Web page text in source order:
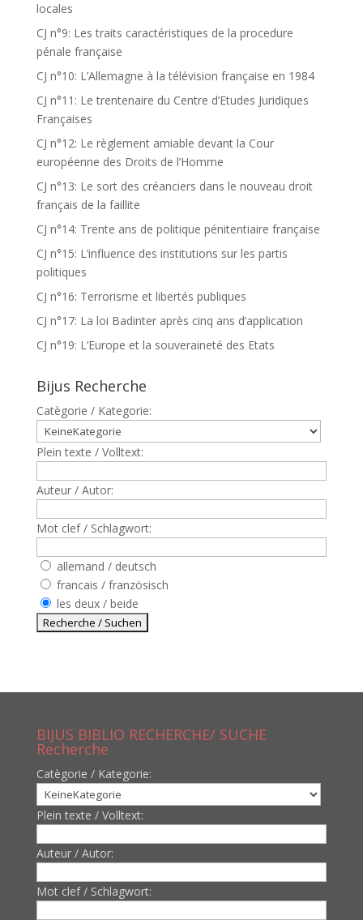
locales
CJ n°9: Les traits caractéristiques de la procedure
pénale française
CJ n°10: L’Allemagne à la télévision française en 1984
CJ n°11: Le trentenaire du Centre d’Etudes Juridiques
Françaises
CJ n°12: Le règlement amiable devant la Cour
européenne des Droits de l’Homme
CJ n°13: Le sort des créanciers dans le nouveau droit
français de la faillite
CJ n°14: Trente ans de politique pénitentiaire française
CJ n°15: L’influence des institutions sur les partis
politiques
CJ n°16: Terrorisme et libertés publiques
CJ n°17: La loi Badinter après cinq ans d’application
CJ n°19: L’Europe et la souveraineté des Etats
Bijus Recherche
Catègorie / Kategorie:
Plein texte / Volltext:
Auteur / Autor:
Mot clef / Schlagwort:
allemand / deutsch
francais / französisch
les deux / beide
BIJUS BIBLIO RECHERCHE/ SUCHE
Recherche
Catègorie / Kategorie:
Plein texte / Volltext:
Auteur / Autor:
Mot clef / Schlagwort: